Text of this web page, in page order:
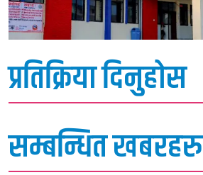
प्रतिक्रिया दिनुहोस
सम्बन्धित खबरहरु